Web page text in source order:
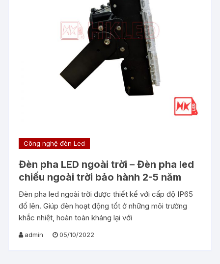
Công nghệ đèn Led
Đèn pha LED ngoài trời – Đèn pha led
chiếu ngoài trời bảo hành 2-5 năm
Đèn pha led ngoài trời được thiết kế với cấp độ IP65
đổ lên. Giúp đèn hoạt động tốt ở những môi trường
khắc nhiệt, hoàn toàn kháng lại với
admin 05/10/2022